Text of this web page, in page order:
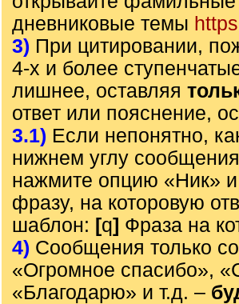
дневниковые темы
3) При цитировании,
4-х и более
лишнее, оставляя
ответ или пояснение,
3.1) Если непонятно,
нижнем углу сообщения
нажмите опцию «Ник» и
фразу, на которовую
шаблон: [q] Фраза на
4) Сообщения только
«Огромное спасибо»,
«Благодарю» и т.д. –